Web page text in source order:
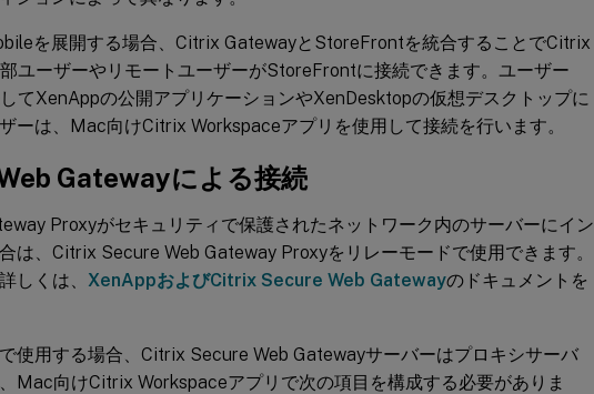
を展開する場合、Citrix GatewayとStoreFrontを統合することでCitrix
ユーザーやリモートユーザーがStoreFrontに接続できます。ユーザー
てXenAppの公開アプリケーションやXenDesktopの仮想デスクトップに
ーは、Mac向けCitrix Workspaceアプリを使用して接続を行います。
Gatewayによる接続
Proxyがセキュリティで保護されたネットワーク内のサーバーにイン
は、Citrix Secure Web Gateway Proxyをリレーモードで使用できます。
しくは、 XenAppおよびCitrix Secure Web Gatewayのドキュメントを
使用する場合、Citrix Secure Web Gatewayサーバーはプロキシサーバ
Mac向けCitrix Workspaceアプリで次の項目を構成する必要がありま